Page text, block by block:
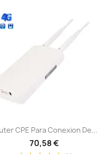
CPE Para Conexion De...
70,58 €